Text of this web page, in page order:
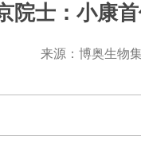
院士：小康
来源：博奥生物